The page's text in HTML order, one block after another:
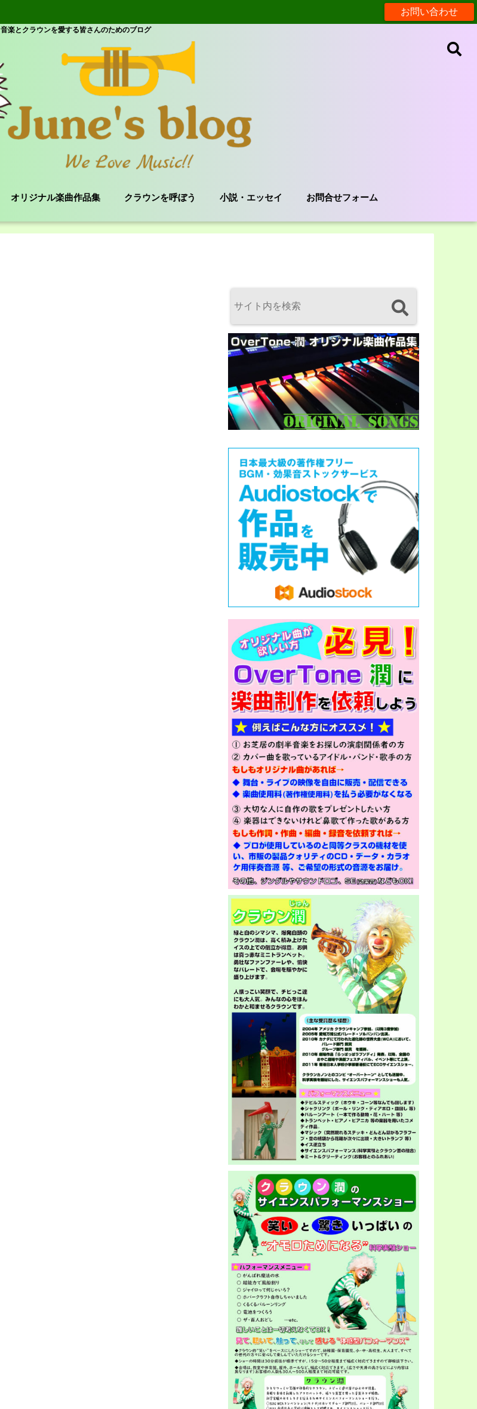
お問い合わせ
音楽とクラウンを愛する皆さんのためのブログ
オリジナル楽曲作品集 クラウンを呼ぼう 小説・エッセイ お問合せフォーム